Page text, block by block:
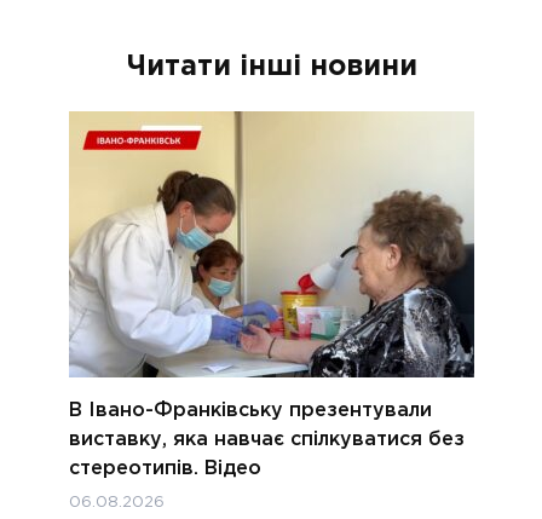
Читати інші новини
В Івано-Франківську презентували
виставку, яка навчає спілкуватися без
стереотипів. Відео
06.08.2026